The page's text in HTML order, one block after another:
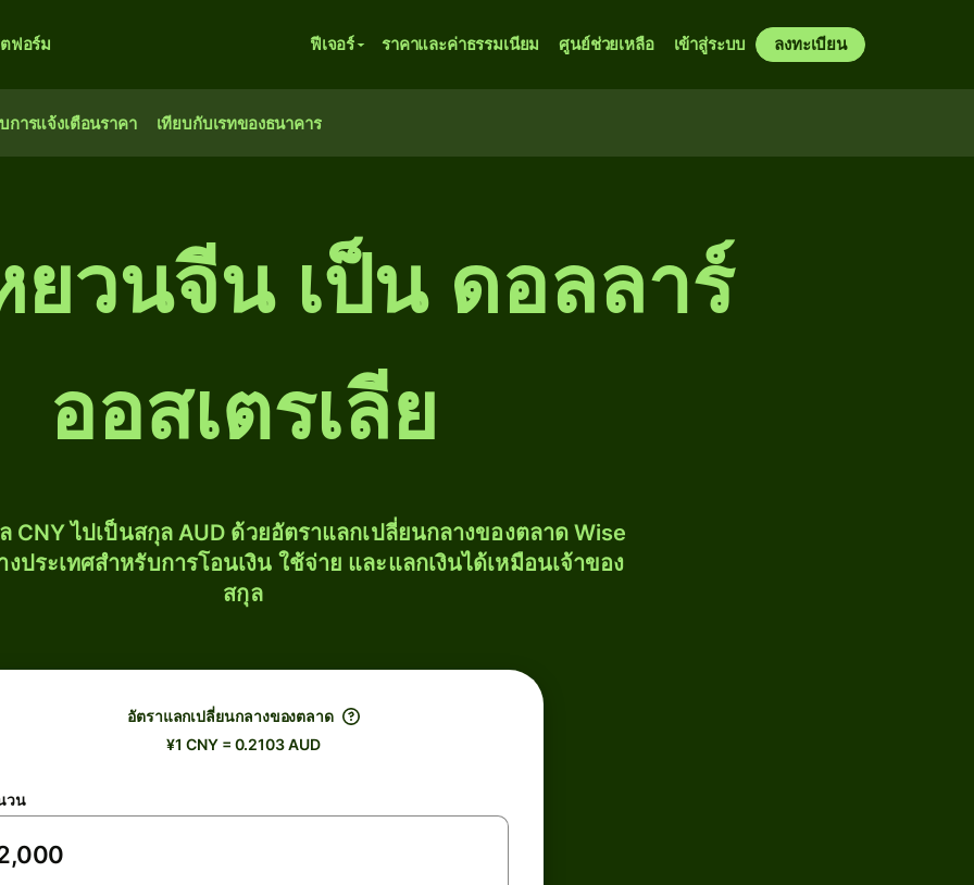
ฟอร์ม ฟีเจอร์ ราคาและค่าธรรมเนียม ศูนย์ช่วยเหลือ เข้าสู่ระบบ ลงทะเบียน
การแจ้งเตือนราคา เทียบกับเรทของธนาคาร
ยวนจีน เป็น ดอลลาร์
ออสเตรเลีย
CNY ไปเป็นสกุล AUD ด้วยอัตราแลกเปลี่ยนกลางของตลาด Wise
ประเทศสำหรับการโอนเงิน ใช้จ่าย และแลกเงินได้เหมือนเจ้าของ
สกุล
อัตราแลกเปลี่ยนกลางของตลาด
¥1 CNY = 0.2103 AUD
วน